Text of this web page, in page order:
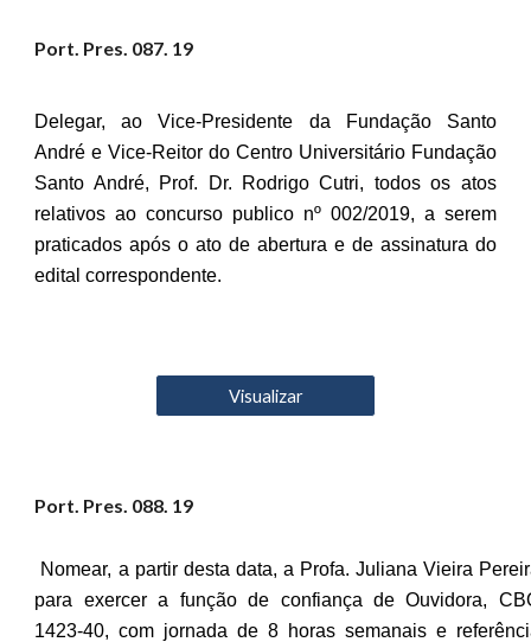
Port. Pres. 087. 19
Delegar, ao Vice-Presidente da Fundação Santo
André e Vice-Reitor do Centro Universitário Fundação
Santo André, Prof. Dr. Rodrigo Cutri, todos os atos
relativos ao concurso publico nº 002/2019, a serem
praticados após o ato de abertura e de assinatura do
edital correspondente.
Visualizar
Port. Pres. 088. 19
Nomear, a partir desta data, a Profa. Juliana Vieira
para exercer a função de confiança de Ouvidora,
1423-40, com jornada de 8 horas semanais e